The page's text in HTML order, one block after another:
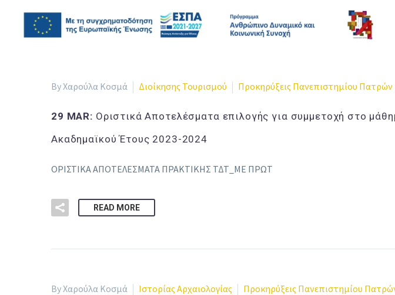
By Χαρούλα Κοσμά Διοίκησης Τουρισμού Προκηρύξεις Πανεπιστημίου Πατρών
29 MAR: Οριστικά Αποτελέσματα επιλογής για συμμετοχή στο
Ακαδημαϊκού Έτους 2023-2024
ΟΡΙΣΤΙΚΑ ΑΠΟΤΕΛΕΣΜΑΤΑ ΠΡΑΚΤΙΚΗΣ ΤΔΤ_ΜΕ ΠΡΩΤ
READ MORE
By Χαρούλα Κοσμά Ιστορίας Αρχαιολογίας Προκηρύξεις Πανεπιστημίου